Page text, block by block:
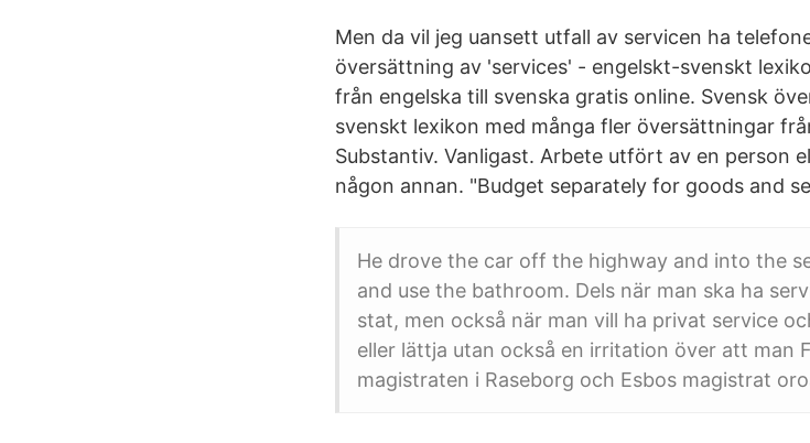
Men da vil jeg uansett utfall av servicen ha
översättning av 'services' - engelskt-svenskt
från engelska till svenska gratis online. Svensk
svenskt lexikon med många fler översättningar
Substantiv. Vanligast. Arbete utfört av en person
någon annan. "Budget separately for goods and
He drove the car off the highway and into the
and use the bathroom. Dels när man ska ha
stat, men också när man vill ha privat service
eller lättja utan också en irritation över att man
magistraten i Raseborg och Esbos magistrat